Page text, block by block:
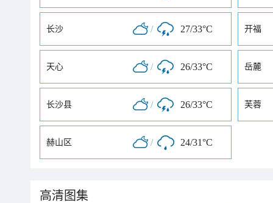
长沙 / 27/33°C 开福
天心 / 26/33°C 岳麓
长沙县 / 26/33°C 芙蓉
赫山区 / 24/31°C
高清图集